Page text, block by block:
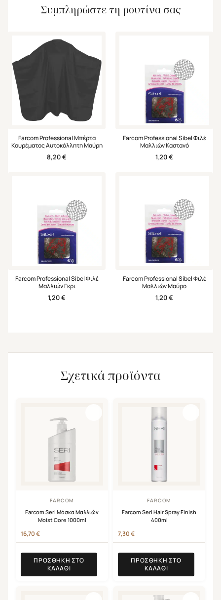
Συμπληρώστε τη ρουτίνα σας
Farcom Professional Μπέρτα
Κουρέματος Αυτοκόλλητη Μαύρη
8,20€
Farcom Professional Sibel Φιλέ
Μαλλιών Καστανό
1,20€
Farcom Professional Sibel Φιλέ
Μαλλιών Γκρι
1,20€
Farcom Professional Sibel Φιλέ
Μαλλιών Μαύρο
1,20€
Σχετικά προϊόντα
FARCOM
Farcom Seri Μάσκα Μαλλιών
Moist Core 1000ml
16,70€
ΠΡΟΣΘΉΚΗ ΣΤΟ
ΚΑΛΆΘΙ
FARCOM
Farcom Seri Hair Spray Finish
400ml
7,30€
ΠΡΟΣΘΉΚΗ ΣΤΟ
ΚΑΛΆΘΙ